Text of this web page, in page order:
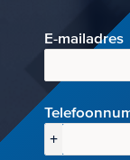
E-mailadres
+